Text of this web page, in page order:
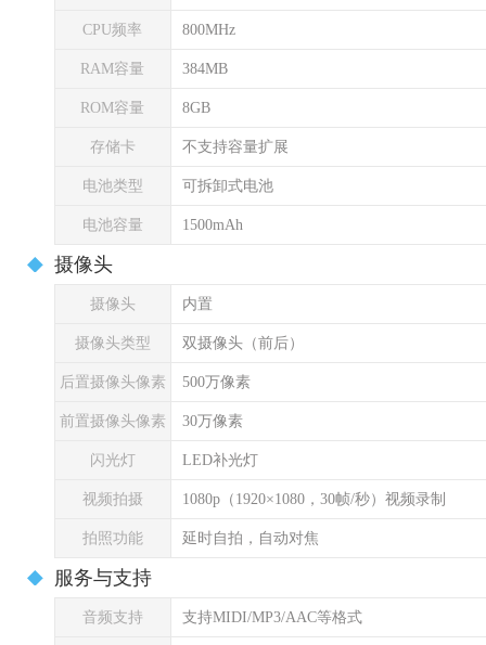
CPU频率 800MHz
RAM容量 384MB
ROM容量 8GB
存储卡 不支持容量扩展
电池类型 可拆卸式电池
电池容量 1500mAh
摄像头
摄像头 内置
摄像头类型 双摄像头（前后）
后置摄像头像素 500万像素
前置摄像头像素 30万像素
闪光灯 LED补光灯
视频拍摄 1080p（1920×1080，30帧/秒）视频录制
拍照功能 延时自拍，自动对焦
服务与支持
音频支持 支持MIDI/MP3/AAC等格式